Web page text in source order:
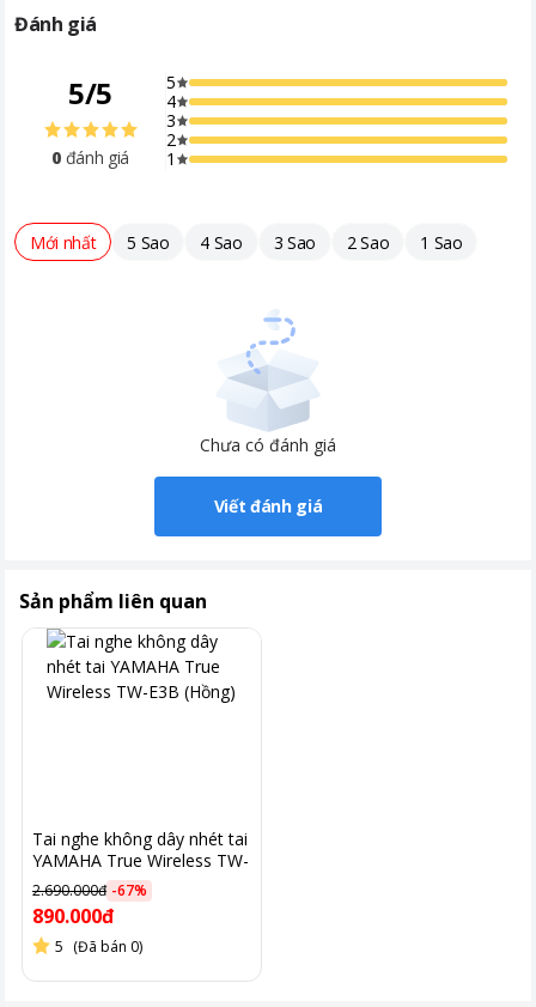
Jack cắm 3.5mm mạ vàng bền bỉ, tương thích với hầu hết các
những phút giây làm việc, giải trí thăng hoa.
Đánh giá
5/5
0 đánh giá
5
4
3
2
1
Mới nhất 5 Sao 4 Sao 3 Sao 2 Sao 1 Sao
Chưa có đánh giá
Viết đánh giá
Sản phẩm liên quan
Tai nghe không dây nhét tai
YAMAHA True Wireless TW-
E3B (Hồng)
2.690.000đ -67%
890.000đ
5 (Đã bán 0)